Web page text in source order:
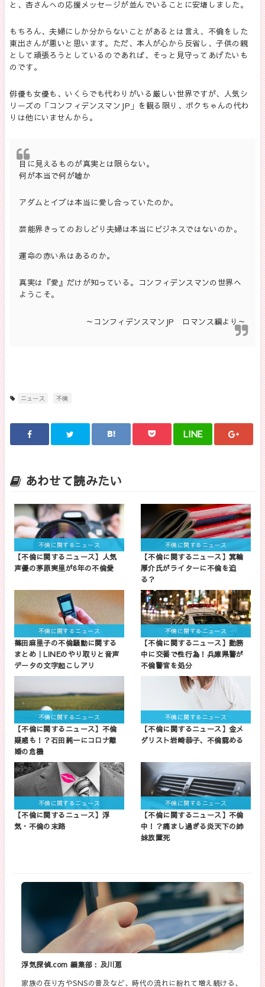
と、杏さんへの応援メッセージが並んでいることに安堵しました。
もちろん、夫婦にしか分からないことがあるとは言え、不倫をした
東出さんが悪いと思います。ただ、本人が心から反省し、子供の親
として頑張ろうとしているのであれば、そっと見守ってあげたいも
のです。
俳優も女優も、いくらでも代わりがいる厳しい世界ですが、人気シ
リーズの「コンフィデンスマンJP」を観る限り、ボクちゃんの代わ
りは他にいませんから。
目に見えるものが真実とは限らない。
何が本当で何が嘘か
アダムとイブは本当に愛し合っていたのか。
芸能界きってのおしどり夫婦は本当にビジネスではないのか。
運命の赤い糸はあるのか。
真実は『愛』だけが知っている。コンフィデンスマンの世界へ
ようこそ。
～コンフィデンスマンJP ロマンス編より～
ニュース 不倫
LINE
あわせて読みたい
不倫に関するニュース
【不倫に関するニュース】人気
声優の茅原実里が6年の不倫愛
不倫に関するニュース
【不倫に関するニュース】箕輪
厚介氏がライターに不倫を迫
る？
不倫に関するニュース
篠田麻里子の不倫騒動に関する
まとめ｜LINEのやり取りと音声
データの文字起こしアリ
不倫に関するニュース
【不倫に関するニュース】勤務
中に交番で性行為！兵庫県警が
不倫警官を処分
不倫に関するニュース
【不倫に関するニュース】不倫
疑惑も！？石田純一にコロナ離
婚の危機
不倫に関するニュース
【不倫に関するニュース】金メ
ダリスト岩崎恭子、不倫認める
不倫に関するニュース
【不倫に関するニュース】浮
気・不倫の末路
不倫に関するニュース
【不倫に関するニュース】不倫
中！？痛まし過ぎる炎天下の姉
妹放置死
浮気探偵.com 編集部︰及川恵
家族の在り方やSNSの普及など、時代の流れに紛れて増え続ける、